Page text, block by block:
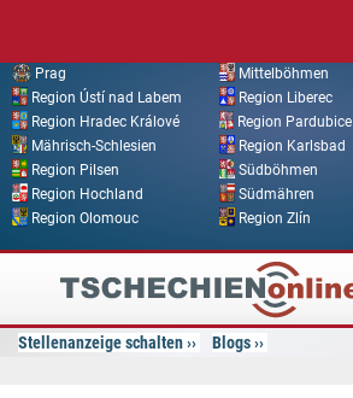
Prag
Mittelböhmen
Region Ústí nad Labem
Region Liberec
Region Hradec Králové
Region Pardubice
Mährisch-Schlesien
Region Karlsbad
Region Pilsen
Südböhmen
Region Hochland
Südmähren
Region Olomouc
Region Zlín
Tschechien
Online
Stellenanzeige schalten Blogs